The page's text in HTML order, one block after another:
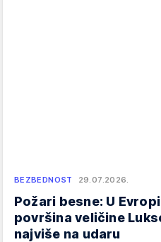
BEZBEDNOST 29.07.2026.
Požari besne: U
površina veličine
najviše na udaru